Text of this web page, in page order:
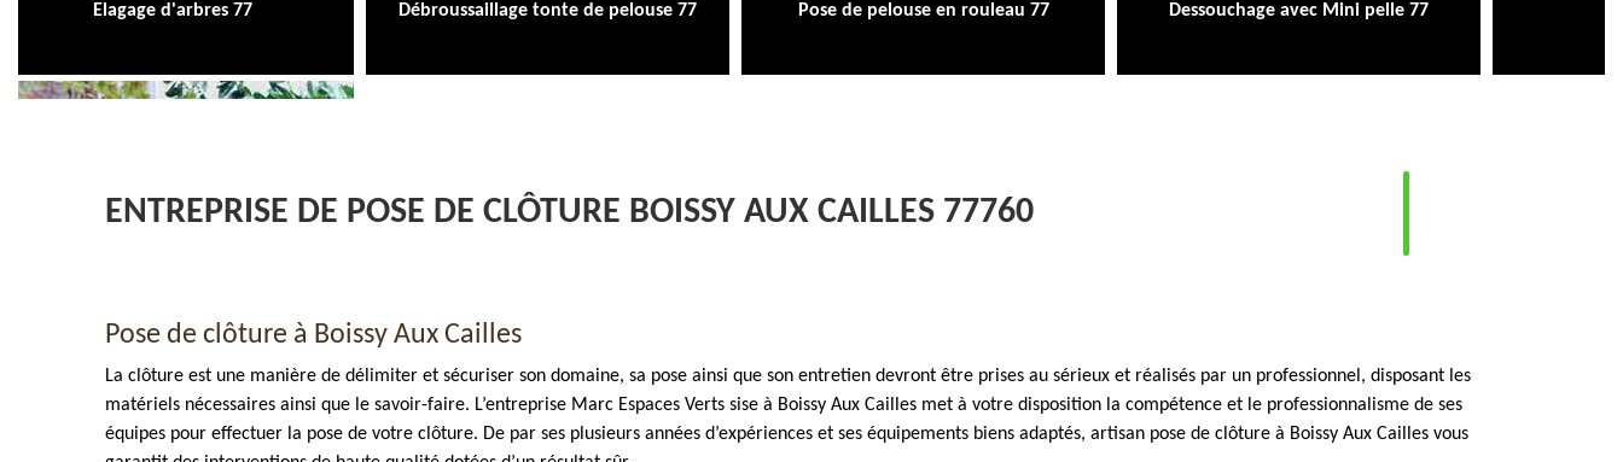
Elagage d'arbres 77 Débroussaillage tonte de pelouse 77 Pose de pelouse en rouleau 77 Dessouchage avec Mini pelle 77
ENTREPRISE DE POSE DE CLÔTURE BOISSY AUX CAILLES 77760
Pose de clôture à Boissy Aux Cailles
La clôture est une manière de délimiter et sécuriser son domaine, sa pose ainsi que son entretien devront être prises au sérieux et réalisés par un professionnel, disposant les
matériels nécessaires ainsi que le savoir-faire. L’entreprise Marc Espaces Verts sise à Boissy Aux Cailles met à votre disposition la compétence et le professionnalisme de ses
équipes pour effectuer la pose de votre clôture. De par ses plusieurs années d’expériences et ses équipements biens adaptés, artisan pose de clôture à Boissy Aux Cailles vous